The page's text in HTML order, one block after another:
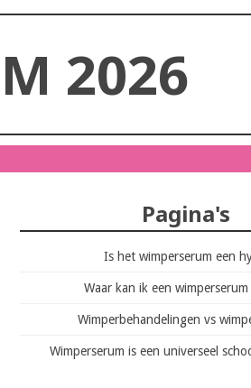
2026
Pagina's
Is het wimperserum een
Waar kan ik een
Wimperbehandelingen vs
Wimperserum is een universeel